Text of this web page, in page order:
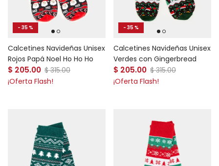
- 35 %
Calcetines Navideñas Unisex
Rojos Papá Noel Ho Ho Ho
Precio de venta
$ 205.00 Precio normal
$ 315.00
¡Oferta Flash!
- 35 %
Calcetines Navideñas Unisex
Verdes con Gingerbread
Precio de venta
$ 205.00 Precio normal
$ 315.00
¡Oferta Flash!